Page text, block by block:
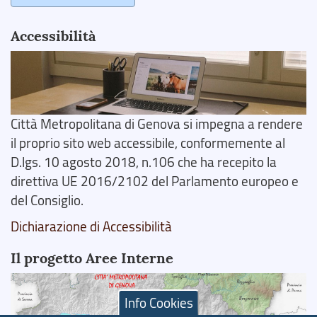
Accessibilità
Città Metropolitana di Genova si impegna a rendere
il proprio sito web accessibile, conformemente al
D.lgs. 10 agosto 2018, n.106 che ha recepito la
direttiva UE 2016/2102 del Parlamento europeo e
del Consiglio.
Dichiarazione di Accessibilità
Il progetto Aree Interne
Info Cookies